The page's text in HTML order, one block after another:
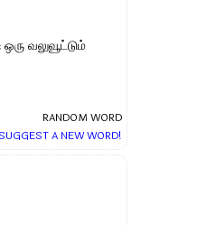
வலுவூட்டும்
RANDOM WORD
SUGGEST A NEW WORD!